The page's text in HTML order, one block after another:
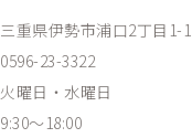
三重県伊勢市浦口2丁目1-1
0596-23-3322
火曜日・水曜日
9:30～18:00